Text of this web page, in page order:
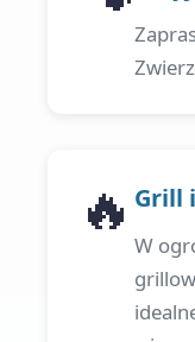
🔥 Grill
W